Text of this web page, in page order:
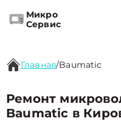
Микро
Сервис
Главная/Baumatic
Ремонт
Baumatic в